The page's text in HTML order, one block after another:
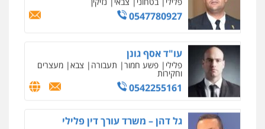
0547780927
פלילי פשע חמור
וחקירות
0542255161
פלילי פשיעה חמורה סמים מעצרים